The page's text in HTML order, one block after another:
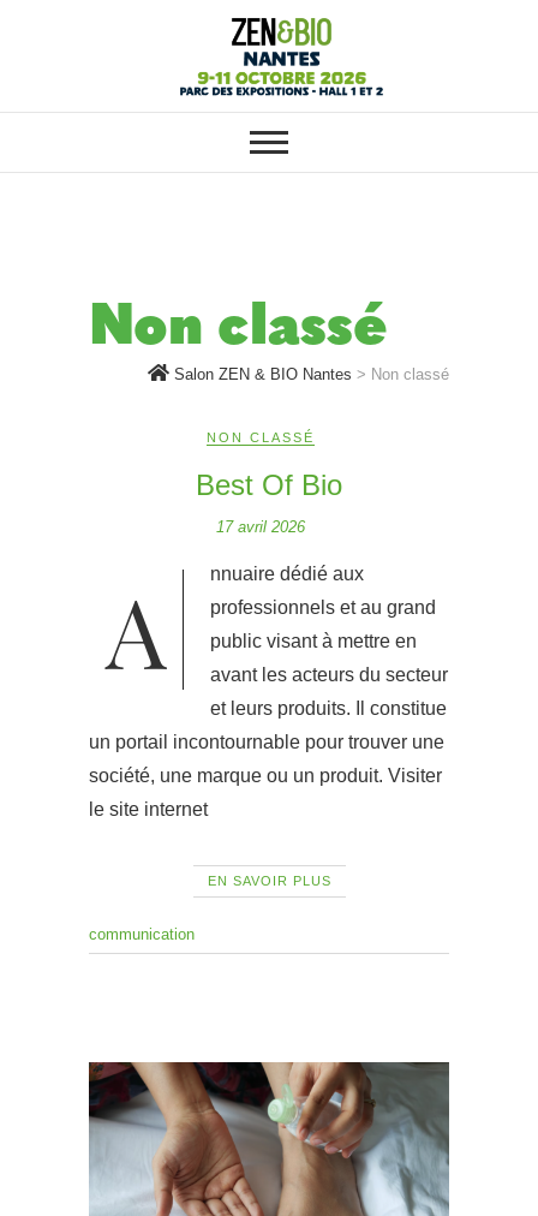
Salon ZEN & BIO
Nantes
SALON ZEN & BIO NANTES :
VOTRE SALON BIO, BIEN-ÊTRE
ET HABITAT SAIN
Non classé
Salon ZEN & BIO Nantes > Non classé
NON CLASSÉ
Best Of Bio
17 avril 2026
Annuaire dédié aux
professionnels et au grand
public visant à mettre en
avant les acteurs du secteur
et leurs produits. Il constitue
un portail incontournable pour trouver une
société, une marque ou un produit. Visiter
le site internet
EN SAVOIR PLUS
communication